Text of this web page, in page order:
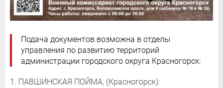
Подача документов возможна в отделы
управления по развитию территорий
администрации городского округа Красногорск:
1. ПАВШИНСКАЯ ПОЙМА, (Красногорск):